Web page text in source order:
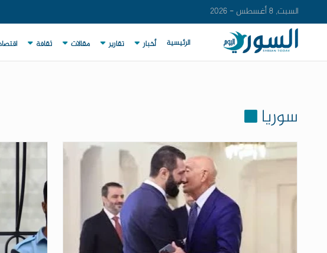
السبت, 8 أغسطس - 2026
الرئيسية أخبار تقارير مقالات ثقافة
سوريا